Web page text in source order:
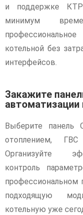
и поддержке
минимум
котельной без
интерфейсов.
Закажите
автоматизации
Выберите панель
отоплением,
Организуйте
контроль
подходящую
котельную уже